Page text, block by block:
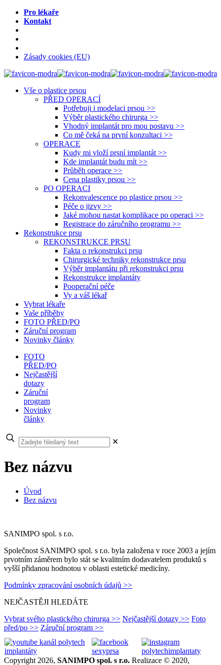
Pro lékaře
Kontakt
Zásady cookies (EU)
Vše o plastice prsou
PŘED OPERACÍ
Potřebuji i modelaci prsou >>
Výběr plastického chirurga >>
Vhodný implantát pro mou postavu >>
Co mě čeká na první konzultaci >>
OPERACE
Kudy mi vloží prsní implantát >>
Kde implantát budu mít >>
Průběh operace >>
Cena plastiky prsou >>
PO OPERACI
Rekonvalescence po plastice prsou >>
Péče o jizvy >>
Jaké mohou nastat komplikace po operaci >>
Registrace do záručního programu >>
Rekonstrukce prsu
REKONSTRUKCE PRSU
Fakta o rekonstrukci prsu
Chirurgické techniky rekonstrukce prsu
Výběr implantátu při rekonstrukci prsu
Rekonstrukce implantáty
Pooperační péče
Vy a váš lékař
Vybrat lékaře
Vaše příběhy
FOTO PŘED/PO
Záruční program
Novinky články
FOTO
PŘED/PO
Nejčastější
dotazy
Záruční
program
Novinky
články
✕
Bez názvu
Úvod
Bez názvu
SANIMPO spol. s r.o.
Společnost SANIMPO spol. s r.o. byla založena v roce 2003 a jejím
prvotním záměrem bylo stát se kvalitním dodavatelem produktů s
vyšší přidanou hodnotou v oblasti estetické medicíny.
Podmínky zpracování osobních údajů >>
NEJČASTĚJI HLEDÁTE
Vybrat svého plastického chirurga >> Nejčastější dotazy >> Foto
před/po >> Záruční program >>
Copyright 2026, SANIMPO spol. s r.o. Realizace © 2020,